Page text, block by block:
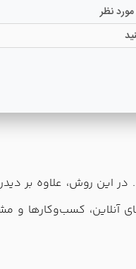
در این روش، علاوه
کسب‌وکارها و